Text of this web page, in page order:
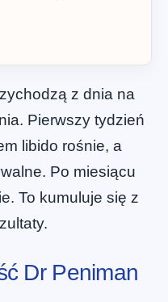
z dnia na
Pierwszy tydzień
libido rośnie, a
Po miesiącu
To kumuluje się z
Dr Peniman